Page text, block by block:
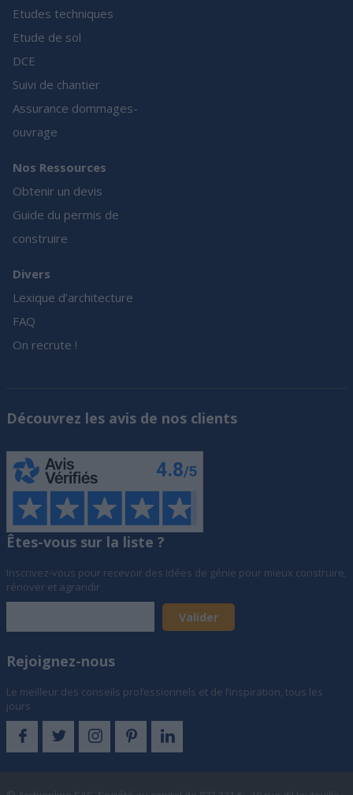
Etudes techniques
Etude de sol
DCE
Suivi de chantier
Assurance dommages-
ouvrage
Nos Ressources
Obtenir un devis
Guide du permis de
construire
Divers
Lexique d’architecture
FAQ
On recrute !
Découvrez les avis de nos clients
Êtes-vous sur la liste ?
Inscrivez-vous pour recevoir des idées de génie pour mieux construire,
rénover et agrandir
Rejoignez-nous
Le meilleur des conseils professionnels et de l’inspiration, tous les
jours